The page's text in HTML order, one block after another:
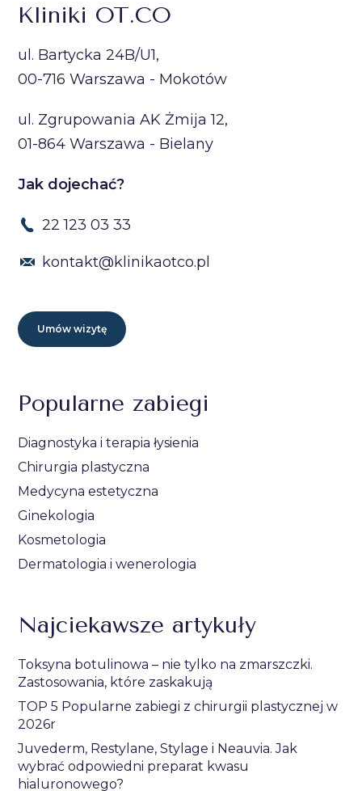
Kliniki OT.CO
ul. Bartycka 24B/U1,
00-716 Warszawa - Mokotów
ul. Zgrupowania AK Żmija 12,
01-864 Warszawa - Bielany
Jak dojechać?
22 123 03 33
kontakt@klinikaotco.pl
Umów wizytę
Popularne zabiegi
Diagnostyka i terapia łysienia
Chirurgia plastyczna
Medycyna estetyczna
Ginekologia
Kosmetologia
Dermatologia i wenerologia
Najciekawsze artykuły
Toksyna botulinowa – nie tylko na zmarszczki.
Zastosowania, które zaskakują
TOP 5 Popularne zabiegi z chirurgii plastycznej w
2026r
Juvederm, Restylane, Stylage i Neauvia. Jak
wybrać odpowiedni preparat kwasu
hialuronowego?